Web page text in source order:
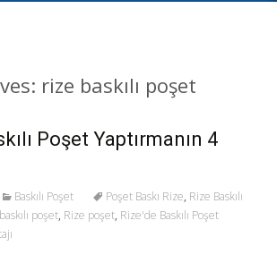
rize baskılı poşet
Poşet Yaptırmanın 4
Baskılı Poşet Poşet Baskı Rize, Rize Baskılı
poşet, Rize poşet, Rize'de Baskılı Poşet